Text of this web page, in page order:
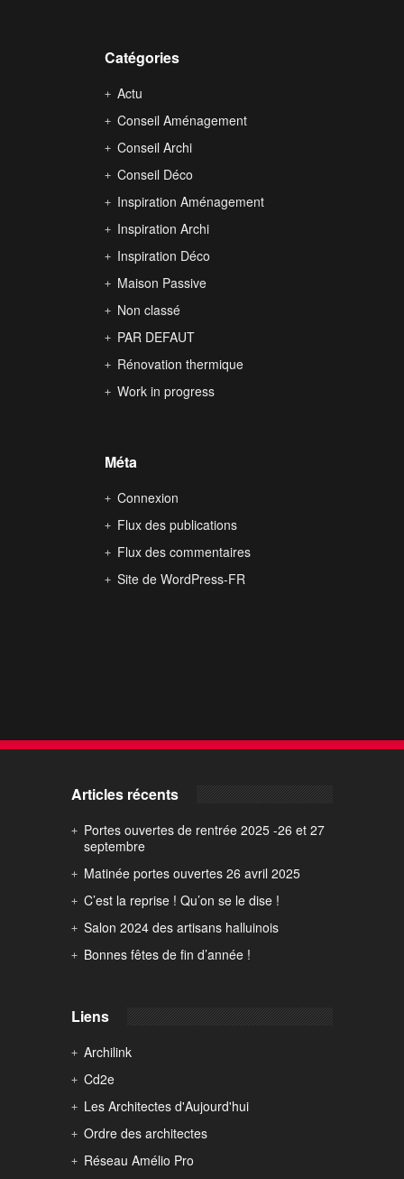
Catégories
Actu
Conseil Aménagement
Conseil Archi
Conseil Déco
Inspiration Aménagement
Inspiration Archi
Inspiration Déco
Maison Passive
Non classé
PAR DEFAUT
Rénovation thermique
Work in progress
Méta
Connexion
Flux des publications
Flux des commentaires
Site de WordPress-FR
Articles récents
Portes ouvertes de rentrée 2025 -26 et 27
septembre
Matinée portes ouvertes 26 avril 2025
C’est la reprise ! Qu’on se le dise !
Salon 2024 des artisans halluinois
Bonnes fêtes de fin d’année !
Liens
Archilink
Cd2e
Les Architectes d'Aujourd'hui
Ordre des architectes
Réseau Amélio Pro